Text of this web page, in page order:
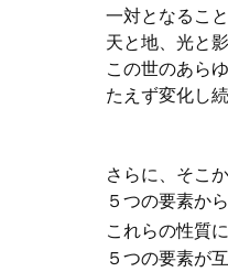
一対となるこ
天と地、光と
この世のあら
たえず変化し
さらに、そこ
５つの要素か
これらの性質
５つの要素が